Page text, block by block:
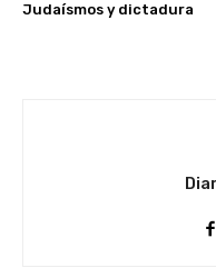
Judaísmos y dictadura